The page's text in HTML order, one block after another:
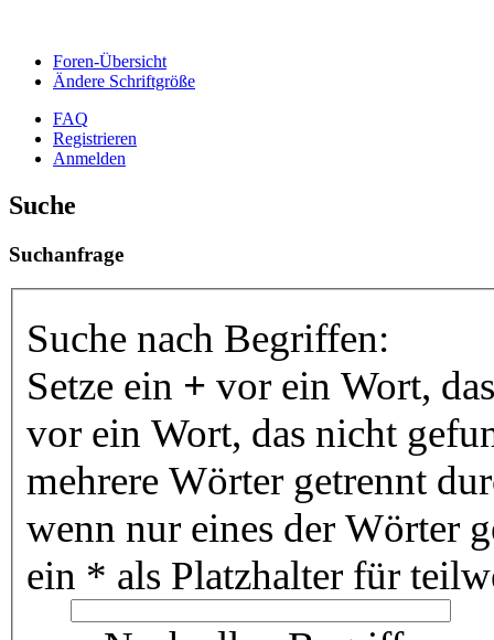
Foren-Übersicht
Ändere Schriftgröße
FAQ
Registrieren
Anmelden
Suche
Suchanfrage
Suche nach Begriffen:
Setze ein + vor ein Wort,
vor ein Wort, das nicht
mehrere Wörter getrennt
wenn nur eines der Wörter
ein * als Platzhalter für